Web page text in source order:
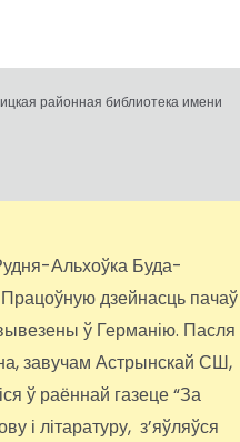
районная библиотека имени
Альхоўка Буда-
Працоўную дзейнасць пачаў
ў Германію. Пасля
завучам Астрынскай СШ,
ў раённай газеце “За
і літаратуру, з’яўляўся